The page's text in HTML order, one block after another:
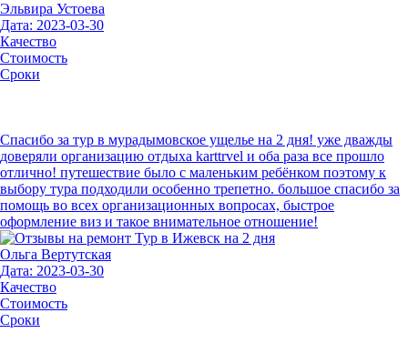
Эльвира Устоева
Дата: 2023-03-30
Качество
Стоимость
Сроки
Спасибо за тур в мурадымовское ущелье на 2 дня! уже дважды
доверяли организацию отдыха karttrvel и оба раза все прошло
отлично! путешествие было с маленьким ребёнком поэтому к
выбору тура подходили особенно трепетно. большое спасибо за
помощь во всех организационных вопросах, быстрое
оформление виз и такое внимательное отношение!
Ольга Вертутская
Дата: 2023-03-30
Качество
Стоимость
Сроки